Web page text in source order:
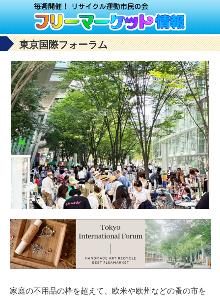
東京国際フォーラム
家庭の不用品の枠を超えて、欧米や欧州などの蚤の市を